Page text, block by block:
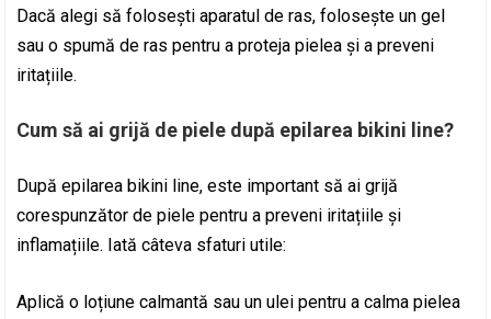
Dacă alegi să folosești aparatul de ras, folosește un gel
sau o spumă de ras pentru a proteja pielea și a preveni
iritațiile.
Cum să ai grijă de piele după epilarea bikini line?
După epilarea bikini line, este important să ai grijă
corespunzător de piele pentru a preveni iritațiile și
inflamațiile. Iată câteva sfaturi utile:
Aplică o loțiune calmantă sau un ulei pentru a calma pielea